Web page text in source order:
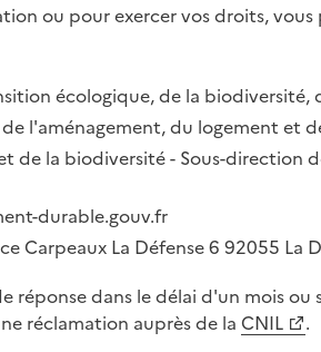
ou pour exercer vos droits,
écologique, de la biodiversité,
l'aménagement, du logement et
de la biodiversité - Sous-direction
durable.gouv.fr
Carpeaux La Défense 6 92055 La
réponse dans le délai d'un mois
réclamation auprès de la CNIL .